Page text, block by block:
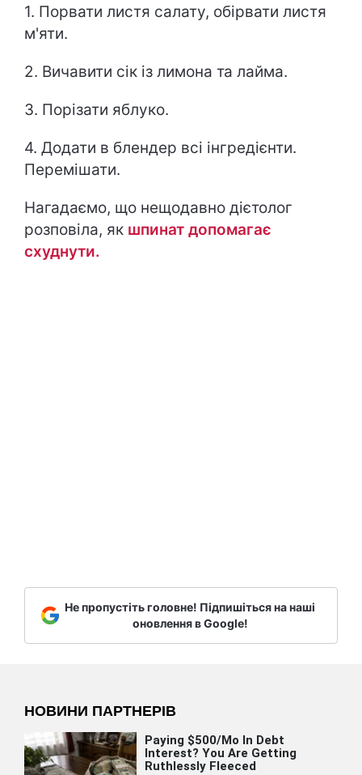
1. Порвати листя салату, обірвати листя
м'яти.
2. Вичавити сік із лимона та лайма.
3. Порізати яблуко.
4. Додати в блендер всі інгредієнти.
Перемішати.
Нагадаємо, що нещодавно дієтолог
розповіла, як шпинат допомагає
схуднути.
Не пропустіть головне! Підпишіться на наші
оновлення в Google!